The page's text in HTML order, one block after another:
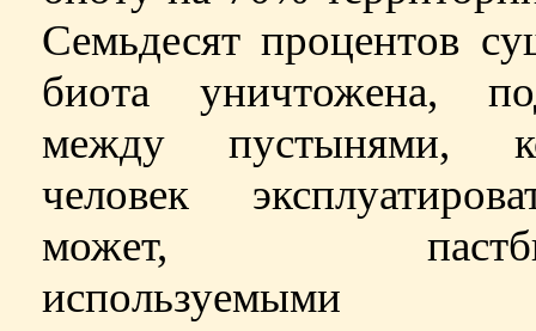
Семьдесят процентов
биота уничтожена,
между пустынями,
человек
может,